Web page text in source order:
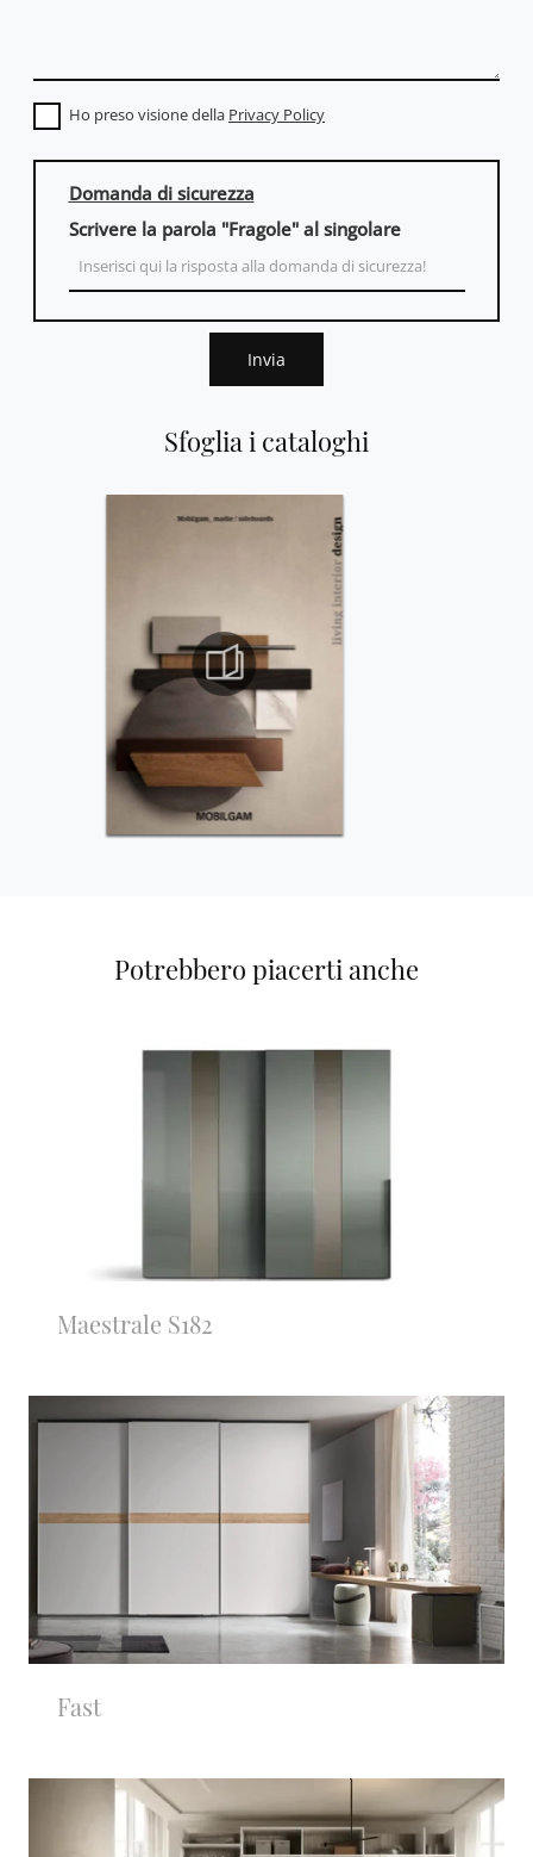
Sfoglia i cataloghi
Ho preso visione della Privacy Policy
Domanda di sicurezza
Scrivere la parola "Fragole" al singolare
Invia
Potrebbero piacerti anche
Maestrale S182
Fast